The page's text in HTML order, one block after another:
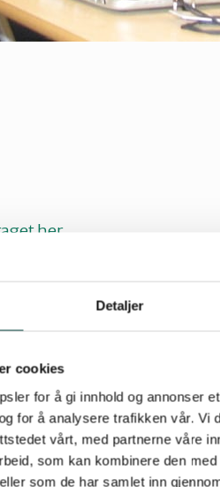
Detaljer
cookies
for å gi innhold og annonser
for å analysere trafikken vår. Vi
vårt, med partnerne våre
som kan kombinere den
som de har samlet inn
her